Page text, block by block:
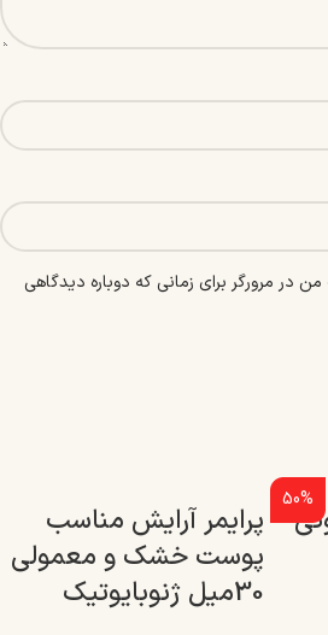
در مرورگر برای زمانی که دوباره دیدگاهی
50%
پرایمر آرایش مناسب
پوست خشک و معمولی
30میل ژنوبایوتیک